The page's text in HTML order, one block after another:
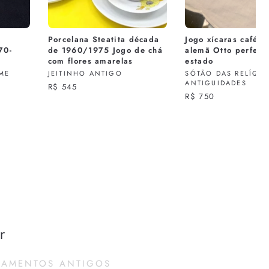
Porcelana Steatita década
de 1960/1975 Jogo de chá
com flores amarelas
JEITINHO ANTIGO
R$ 545
Jogo xícaras café
alemã Otto
estado
SÓTÃO DAS
ANTIGUIDADES
R$ 750
ANTIGOS